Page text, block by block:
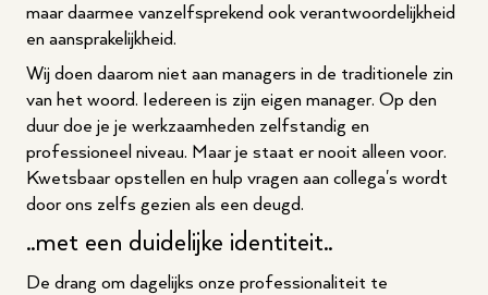
maar daarmee vanzelfsprekend ook verantwoordelijkheid
en aansprakelijkheid.
Wij doen daarom niet aan managers in de traditionele zin
van het woord. Iedereen is zijn eigen manager. Op den
duur doe je je werkzaamheden zelfstandig en
professioneel niveau. Maar je staat er nooit alleen voor.
Kwetsbaar opstellen en hulp vragen aan collega's wordt
door ons zelfs gezien als een deugd.
..met een duidelijke identiteit..
De drang om dagelijks onze professionaliteit te